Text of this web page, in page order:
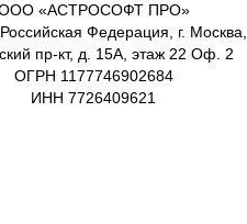
«АСТРОСОФТ ПРО»
Федерация, г. Москва,
пр-кт, д. 15А, этаж 22 Оф. 2
ОГРН 1177746902684
ИНН 7726409621